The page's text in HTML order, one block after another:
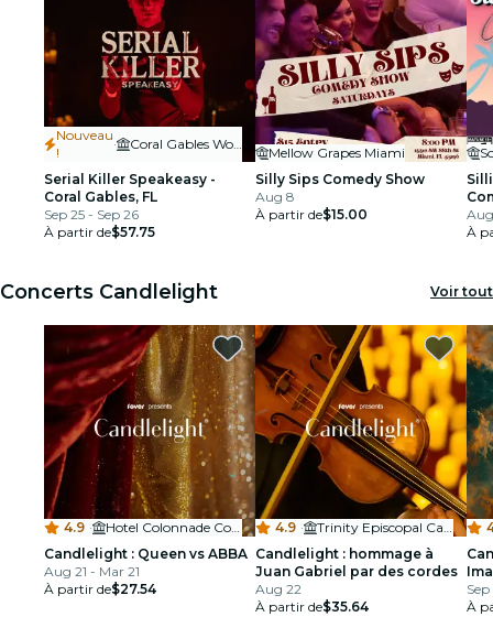
Nouveau
!
· Coral Gables Woman's Club
Serial Killer Speakeasy -
Coral Gables, FL
Sep 25 - Sep 26
À partir de$57.75
Mellow Grapes Miami
Silly Sips Comedy Show
Aug 8
À partir de$15.00
À
Concerts Candlelight Voir tout
4.9 ·
Hotel Colonnade Coral Gables
Candlelight : Queen vs ABBA
Aug 21 - Mar 21
À partir de$27.54
4.9 ·
Trinity Episcopal Cathedral
Candlelight : hommage à
Juan Gabriel par des cordes
Aug 22
À partir de$35.64
À